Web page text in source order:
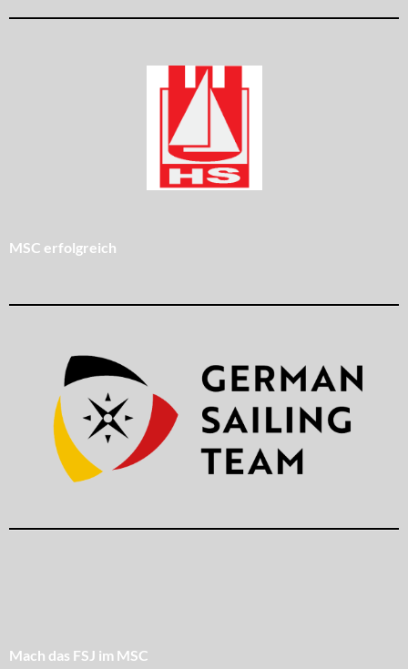
MSC erfolgreich
Mach das FSJ im MSC